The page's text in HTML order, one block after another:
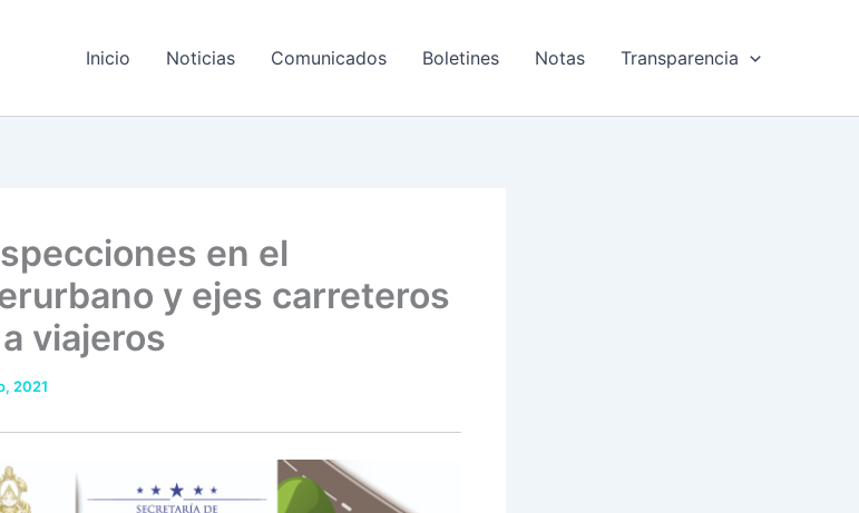
Inicio Noticias Comunicados Boletines Notas Transparencia
en el
y ejes carreteros
viajeros
2021